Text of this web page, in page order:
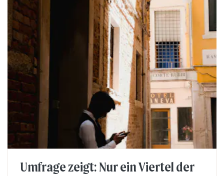
Umfrage zeigt: Nur ein Viertel der